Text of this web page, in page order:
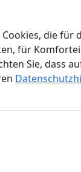
die
für
Sie, dass